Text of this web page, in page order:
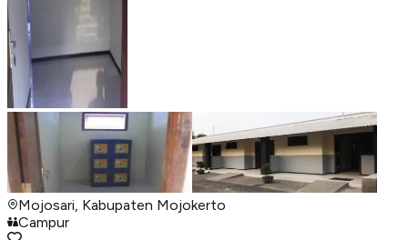
Mojosari, Kabupaten Mojokerto
Campur